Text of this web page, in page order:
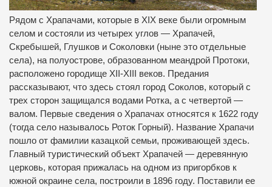
Рядом с Храпачами, которые в XIX веке были огромным
селом и состояли из четырех углов — Храпачей,
Скребышей, Глушков и Соколовки (ныне это отдельные
села), на полуострове, образованном меандрой Протоки,
расположено городище XII-XIII веков. Предания
рассказывают, что здесь стоял город Соколов, который с
трех сторон защищался водами Ротка, а с четвертой —
валом. Первые сведения о Храпачах относятся к 1622 году
(тогда село называлось Роток Горный). Название Храпачи
пошло от фамилии казацкой семьи, проживающей здесь.
Главный туристический объект Храпачей — деревянную
церковь, которая прижалась на одном из пригорбков к
южной окраине села, построили в 1896 году. Поставили ее